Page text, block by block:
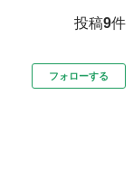
投稿9件
フォローする